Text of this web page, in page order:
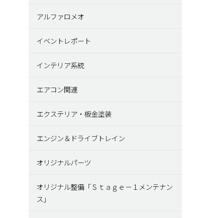
アルファロメオ
イベントレポート
インテリア系統
エアコン関連
エクステリア・板金塗装
エンジン＆ドライブトレイン
オリジナルパーツ
オリジナル整備「Ｓｔａｇｅ－１メンテナン
ス」